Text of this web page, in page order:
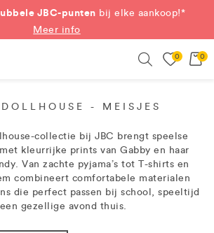
JBC-punten bij elke aankoop!*
Meer info
0 0
- MEISJES
collectie bij JBC brengt speelse
kleurrijke prints van Gabby en haar
Van zachte pyjama’s tot T-shirts en
combineert comfortabele materialen
die perfect passen bij school, speeltijd
gezellige avond thuis.